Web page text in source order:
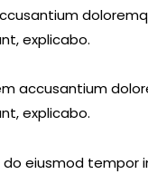
explicabo.
accusantium
explicabo.
eiusmod